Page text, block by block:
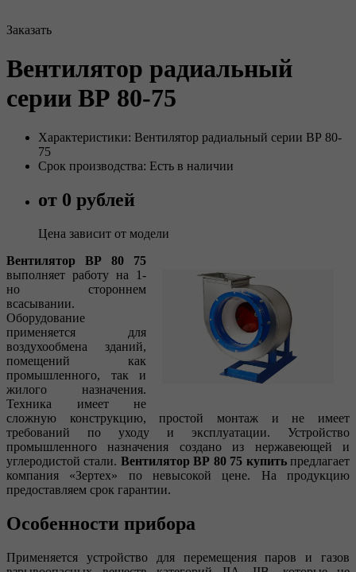
Заказать
Вентилятор радиальный
серии ВР 80-75
Характеристики: Вентилятор радиальный серии ВР 80-
75
Срок производства: Есть в наличии
от 0 рублей
Цена зависит от модели
Вентилятор ВР 80 75
выполняет работу на 1-
но стороннем
всасывании.
Оборудование
применяется для
воздухообмена зданий,
помещений как
промышленного, так и
жилого назначения.
Техника имеет не
сложную конструкцию, простой монтаж и не имеет
требований по уходу и эксплуатации. Устройство
промышленного назначения создано из нержавеющей и
углеродистой стали. Вентилятор ВР 80 75 купитьпредлагает
компания «Зертех» по невысокой цене. На продукцию
предоставляем срок гарантии.
Особенности прибора
Применяется устройство для перемещения паров и газов